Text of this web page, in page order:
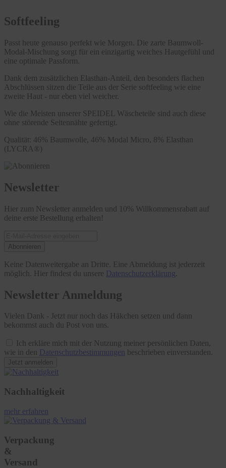
Softfeeling
Passt heute genauso perfekt wie Morgen. Die zarte Baumwoll-
Modal-Mischung sorgt für ein einzigartig weiches Hautgefühl und
eine optimale Passform.
Dank dem zusätzlichen Elasthan-Anteil, den besonders flachen
Abschlüssen sitzen die Teile aus der Serie softfeeling wie eine
zweite Haut - nur eben viel weicher.
Wie die Meisten unserer SPEIDEL Wäscheteile sind auch diese
ohne störende Seitennähte gefertigt.
Qualität: 46% Baumwolle, 46% Modal Micro, 8% Elasthan
(LYCRA®)
Newsletter
Hier zum Newsletter anmelden und 10% Willkommensrabatt auf
deine erste Bestellung erhalten!
Abonnieren
Keine Datenweitergabe an Dritte. Eine Abmeldung ist jederzeit
möglich. Hier findest du unsere Datenschutzerklärung
Newsletter Anmeldung
Vielen Dank - Jetzt nur noch das Häkchen setzen und dann
bekommst auch du Post von uns.
Ich erkläre mich mit der Nutzung meiner persönlichen Daten,
wie in den Datenschutzbestimmungen beschrieben einverstanden.
Jetzt anmelden
Nachhaltigkeit
mehr erfahren
Verpackung
&
Versand